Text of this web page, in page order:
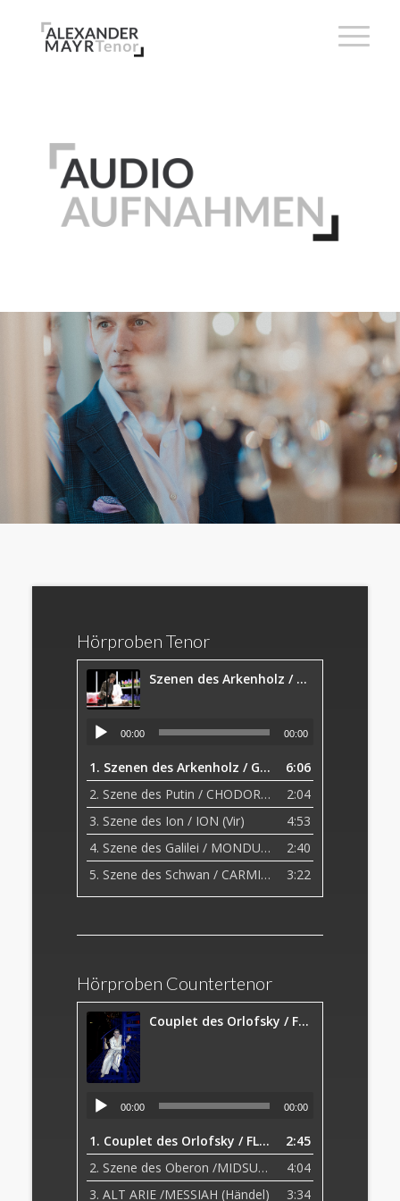
Hörproben Tenor
Szenen des Arkenholz / GESPENSTERSONATE (Reimann)
00:00 00:00
1. Szenen des Arkenholz / GESPENSTERSONATE (Reimann)
6:06
2. Szene des Putin / CHODORKOWSKI (Liakakis)
2:04
3. Szene des Ion / ION (Vir)
4:53
4. Szene des Galilei / MONDUNTERGANG (Clemencic)
2:40
5. Szene des Schwan / CARMINA BURANA (Orff) 3:22
Hörproben Countertenor
Couplet des Orlofsky / FLEDERMAUS (Strauss)
00:00 00:00
1. Couplet des Orlofsky / FLEDERMAUS (Strauss)
2:45
2. Szene des Oberon /MIDSUMMERNIGHTSDREAM (Britten)
4:04
3. ALT ARIE /MESSIAH (Händel) 3:34